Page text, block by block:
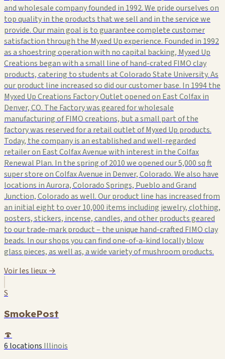
and wholesale company founded in 1992. We pride ourselves on
top quality in the products that we sell and in the service we
provide. Our main goal is to guarantee complete customer
satisfaction through the Myxed Up experience. Founded in 1992
as a shoestring operation with no capital backing, Myxed Up
Creations began with a small line of hand-crated FIMO clay
products, catering to students at Colorado State University. As
our product line increased so did our customer base. In 1994 the
Myxed Up Creations Factory Outlet opened on East Colfax in
Denver, CO. The Factory was geared for wholesale
manufacturing of FIMO creations, but a small part of the
factory was reserved for a retail outlet of Myxed Up products.
Today, the company is an established and well-regarded
retailer on East Colfax Avenue with interest in the Colfax
Renewal Plan. In the spring of 2010 we opened our 5,000 sq ft
super store on Colfax Avenue in Denver, Colorado. We also have
locations in Aurora, Colorado Springs, Pueblo and Grand
Junction, Colorado as well. Our product line has increased from
an initial eight to over 10,000 items including jewelry, clothing,
posters, stickers, incense, candles, and other products geared
to our trade-mark product – the unique hand-crafted FIMO clay
beads. In our shops you can find one-of-a-kind locally blow
glass pieces, as well as, a wide variety of mushroom products.
Voir les lieux →
S
SmokePost
🍄
6 locations Illinois